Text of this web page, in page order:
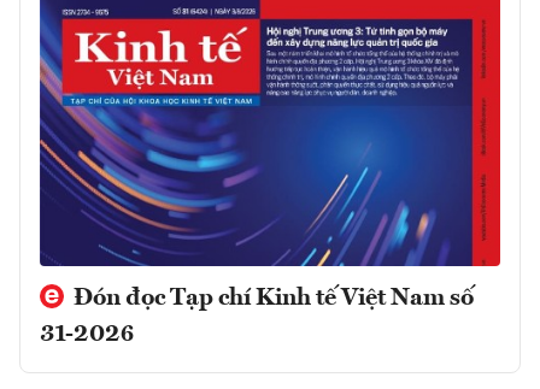
Đón đọc Tạp chí Kinh tế Việt Nam số
31-2026